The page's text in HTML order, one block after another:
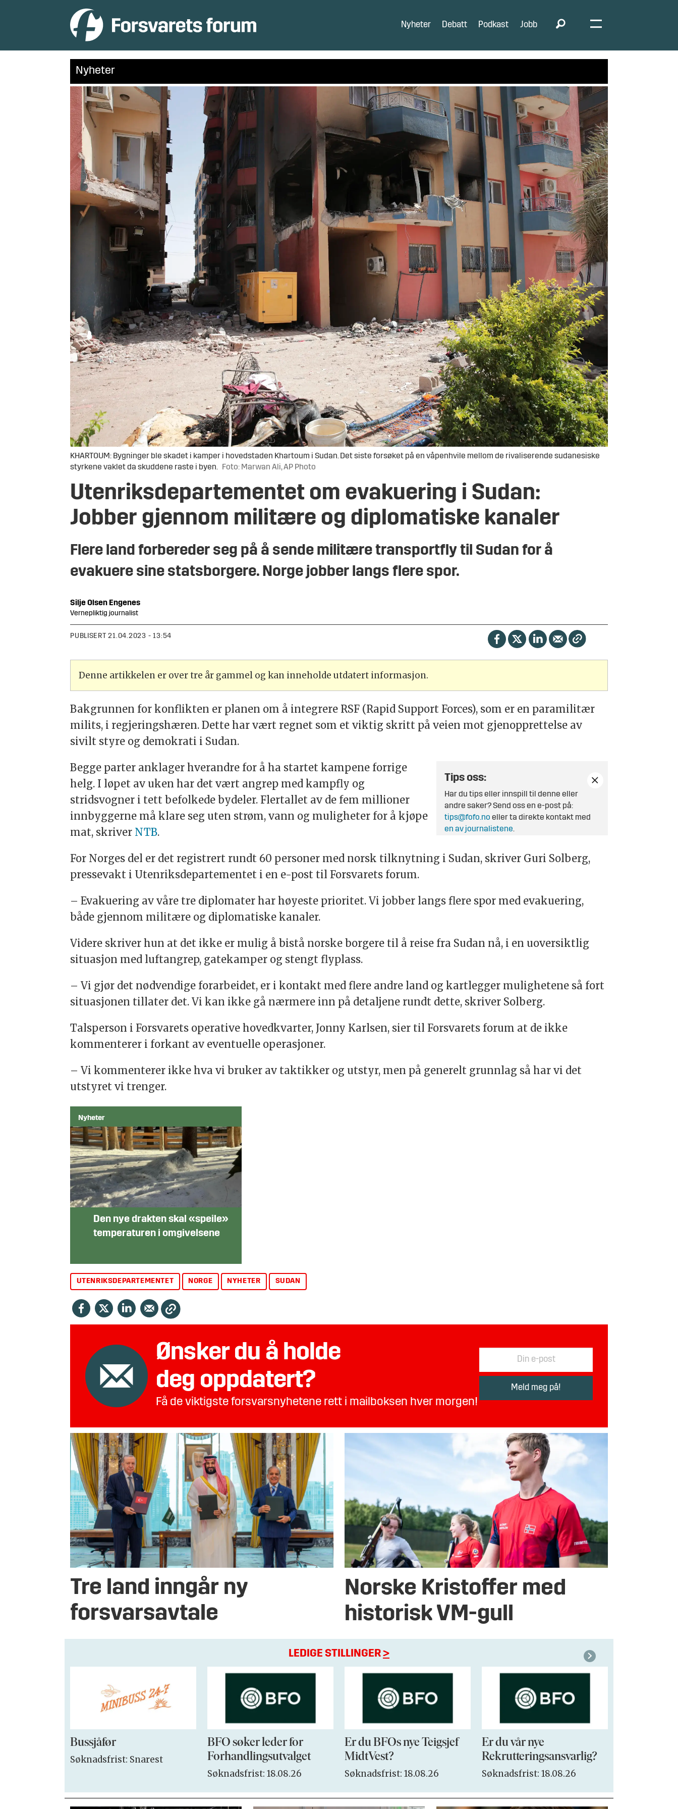
Nyheter Debatt Podkast Jobb
Nyheter
KHARTOUM: Bygninger ble skadet i kamper i hovedstaden Khartoum i Sudan. Det siste forsøket på en våpenhvile mellom de rivaliserende sudanesiske
styrkene vaklet da skuddene raste i byen.
Foto: Marwan Ali, AP Photo
Utenriksdepartementet om evakuering i Sudan:
Jobber gjennom militære og diplomatiske kanaler
Flere land forbereder seg på å sende militære transportfly til Sudan for å
evakuere sine statsborgere. Norge jobber langs flere spor.
SiljeOlsen Engenes
Vernepliktig journalist
PUBLISERT 21.04.2023 - 13:54
Denne artikkelen er over tre år gammel og kan inneholde utdatert informasjon.
Bakgrunnen for konflikten er planen om å integrere RSF (Rapid Support Forces), som er en paramilitær
milits, i regjeringshæren. Dette har vært regnet som et viktig skritt på veien mot gjenopprettelse av
sivilt styre og demokrati i Sudan.
Tips oss:
Har du tips eller innspill til denne eller
andre saker? Send oss en e-post på:
tips@fofo.no eller ta direkte kontakt med
en av journalistene.
Begge parter anklager hverandre for å ha startet kampene forrige
helg. I løpet av uken har det vært angrep med kampfly og
stridsvogner i tett befolkede bydeler. Flertallet av de fem millioner
innbyggerne må klare seg uten strøm, vann og muligheter for å kjøpe
mat, skriver NTB.
For Norges del er det registrert rundt 60 personer med norsk tilknytning i Sudan, skriver Guri Solberg,
pressevakt i Utenriksdepartementet i en e-post til Forsvarets forum.
– Evakuering av våre tre diplomater har høyeste prioritet. Vi jobber langs flere spor med evakuering,
både gjennom militære og diplomatiske kanaler.
Videre skriver hun at det ikke er mulig å bistå norske borgere til å reise fra Sudan nå, i en uoversiktlig
situasjon med luftangrep, gatekamper og stengt flyplass.
– Vi gjør det nødvendige forarbeidet, er i kontakt med flere andre land og kartlegger mulighetene så fort
situasjonen tillater det. Vi kan ikke gå nærmere inn på detaljene rundt dette, skriver Solberg.
Talsperson i Forsvarets operative hovedkvarter, Jonny Karlsen, sier til Forsvarets forum at de ikke
kommenterer i forkant av eventuelle operasjoner.
– Vi kommenterer ikke hva vi bruker av taktikker og utstyr, men på generelt grunnlag så har vi det
utstyret vi trenger.
Nyheter
Den nye drakten skal «speile»
temperaturen i omgivelsene
UTENRIKSDEPARTEMENTET NORGE NYHETER SUDAN
Ønsker du å holde
deg oppdatert?
Få de viktigste forsvarsnyhetene rett i mailboksen hver morgen!
Tre land inngår ny
forsvarsavtale
Norske Kristoffer med
historisk VM-gull
LEDIGE STILLINGER>
Bussjåfør
Søknadsfrist: Snarest
BFO søker leder for
Forhandlingsutvalget
Søknadsfrist: 18.08.26
Er du BFOs nye Teigsjef
MidtVest?
Søknadsfrist: 18.08.26
Er du vår nye
Rekrutteringsansvarlig?
Søknadsfrist: 18.08.26